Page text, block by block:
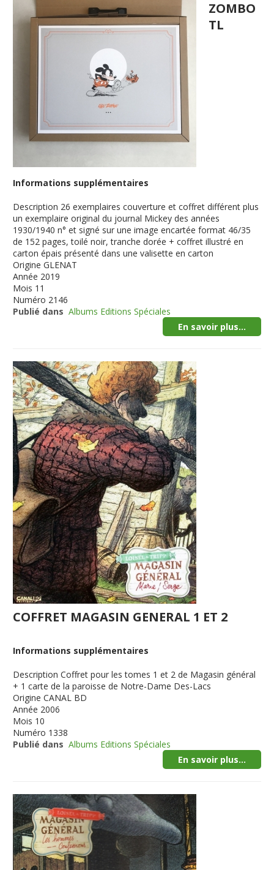
ZOMBO
TL
Informations supplémentaires
Description 26 exemplaires couverture et coffret différent plus
un exemplaire original du journal Mickey des années
1930/1940 n° et signé sur une image encartée format 46/35
de 152 pages, toilé noir, tranche dorée + coffret illustré en
carton épais présenté dans une valisette en carton
Origine GLENAT
Année 2019
Mois 11
Numéro 2146
Publié dans Albums Editions Spéciales
En savoir plus...
COFFRET MAGASIN GENERAL 1 ET 2
Informations supplémentaires
Description Coffret pour les tomes 1 et 2 de Magasin général
+ 1 carte de la paroisse de Notre-Dame Des-Lacs
Origine CANAL BD
Année 2006
Mois 10
Numéro 1338
Publié dans Albums Editions Spéciales
En savoir plus...